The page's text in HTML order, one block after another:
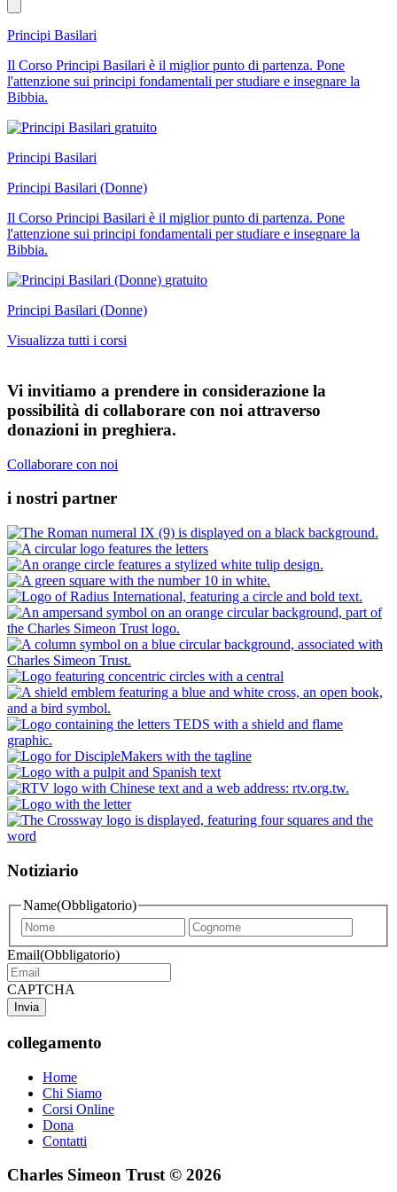
Principi Basilari
Il Corso Principi Basilari è il miglior punto di partenza. Pone
l'attenzione sui principi fondamentali per studiare e insegnare la
Bibbia.
gratuito
Principi Basilari
Principi Basilari (Donne)
Il Corso Principi Basilari è il miglior punto di partenza. Pone
l'attenzione sui principi fondamentali per studiare e insegnare la
Bibbia.
gratuito
Principi Basilari (Donne)
Visualizza tutti i corsi
Vi invitiamo a prendere in considerazione la
possibilità di collaborare con noi attraverso
donazioni in preghiera.
Collaborare con noi
i nostri partner
Notiziario
Name(Obbligatorio)
First
name
name
Email(Obbligatorio)
CAPTCHA
collegamento
Home
Chi Siamo
Corsi Online
Dona
Contatti
Charles Simeon Trust © 2026